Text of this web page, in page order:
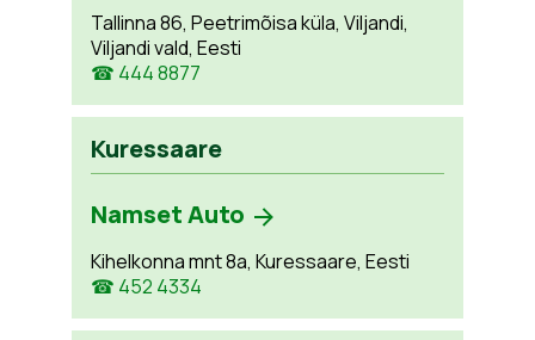
Tallinna 86, Peetrimõisa küla, Viljandi,
Viljandi vald, Eesti
☎ 444 8877
Kuressaare
Namset Auto
Kihelkonna mnt 8a, Kuressaare, Eesti
☎ 452 4334